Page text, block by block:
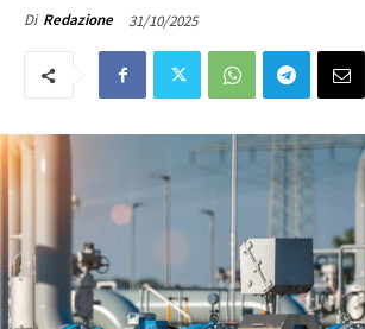
Di Redazione 31/10/2025